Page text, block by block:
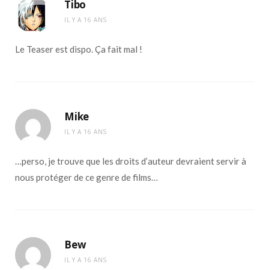
Tibo
IL Y A 16 ANS
Le Teaser est dispo. Ça fait mal !
Mike
IL Y A 16 ANS
…perso, je trouve que les droits d’auteur devraient servir à
nous protéger de ce genre de films…
Bew
IL Y A 16 ANS